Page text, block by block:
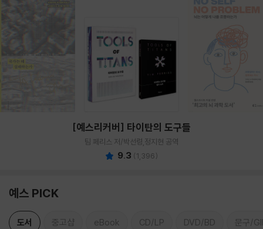
[예스리커버] 타이탄의 도구들
팀 페리스 저/박선령,정지현 공역
9.3 (1,396)
예스 PICK
도서 중고샵 eBook CD/LP DVD/BD 문구/